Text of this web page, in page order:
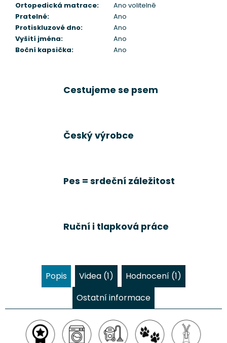
Ortopedická matrace:
Ano volitelně
Pratelné:
Ano
Protiskluzové dno:
Ano
Vyšití jména:
Ano
Boční kapsička: Ano
Cestujeme se psem
Český výrobce
Pes = srdeční záležitost
Ruční i tlapková práce
Popis Videa (1)
Hodnocení (1)
Ostatní informace